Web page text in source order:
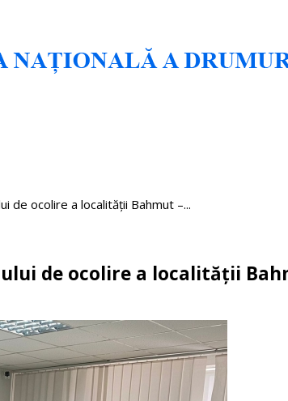
de ocolire a localității Bahmut –...
de ocolire a localității